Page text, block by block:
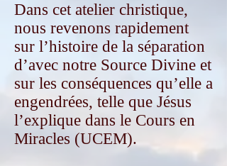
Dans cet atelier christique,
nous revenons rapidement
sur l’histoire de la séparation
d’avec notre Source Divine et
sur les conséquences qu’elle a
engendrées, telle que Jésus
l’explique dans le Cours en
Miracles (UCEM).